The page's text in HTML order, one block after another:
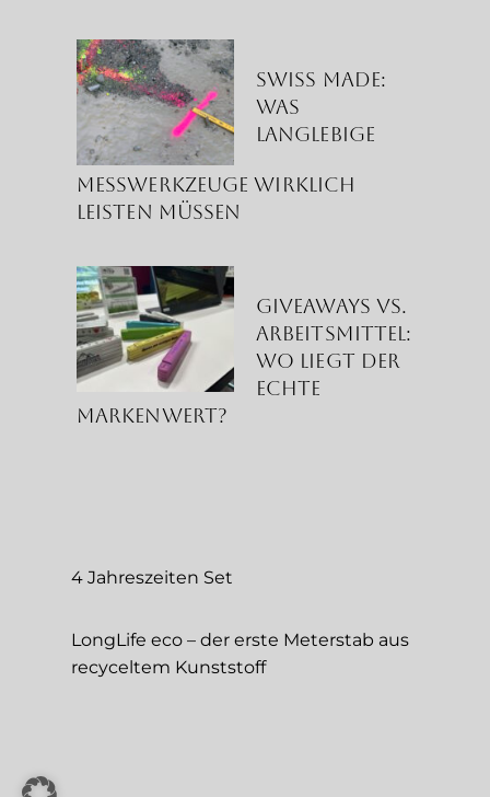
Swiss Made:
Was
langlebige
Messwerkzeuge wirklich
leisten müssen
Giveaways vs.
Arbeitsmittel:
Wo liegt der
echte
Markenwert?
4 Jahreszeiten Set
LongLife eco – der erste Meterstab aus
recyceltem Kunststoff